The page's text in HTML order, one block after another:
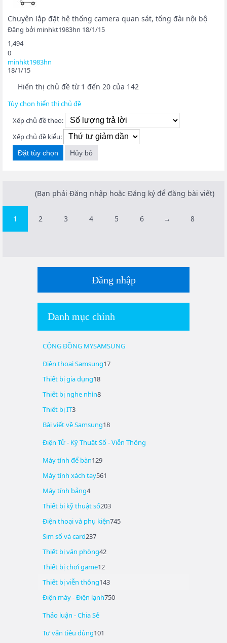
Chuyên lắp đặt hệ thống camera quan sát, tổng đài nội bộ
Đăng bởi minhkt1983hn 18/1/15
1,494
0
minhkt1983hn
18/1/15
Hiển thị chủ đề từ 1 đến 20 của 142
Tùy chọn hiển thị chủ đề
Xếp chủ đề theo:
Xếp chủ đề kiểu:
(Bạn phải Đăng nhập hoặc Đăng ký để đăng bài viết)
1 2 3 4 5 6 → 8
Đăng nhập
Danh mục chính
CỘNG ĐỒNG MYSAMSUNG
Điện thoại Samsung17
Thiết bị gia dụng18
Thiết bị nghe nhìn8
Thiết bị IT3
Bài viết về Samsung18
Điện Tử - Kỹ Thuật Số - Viễn Thông
Máy tính để bàn129
Máy tính xách tay561
Máy tính bảng4
Thiết bị kỹ thuật số203
Điện thoại và phụ kiện745
Sim số và card237
Thiết bị văn phòng42
Thiết bị chơi game12
Thiết bị viễn thông143
Điện máy - Điện lạnh750
Thảo luận - Chia Sẻ
Tư vấn tiêu dùng101